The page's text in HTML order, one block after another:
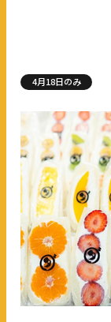
4月18日のみ